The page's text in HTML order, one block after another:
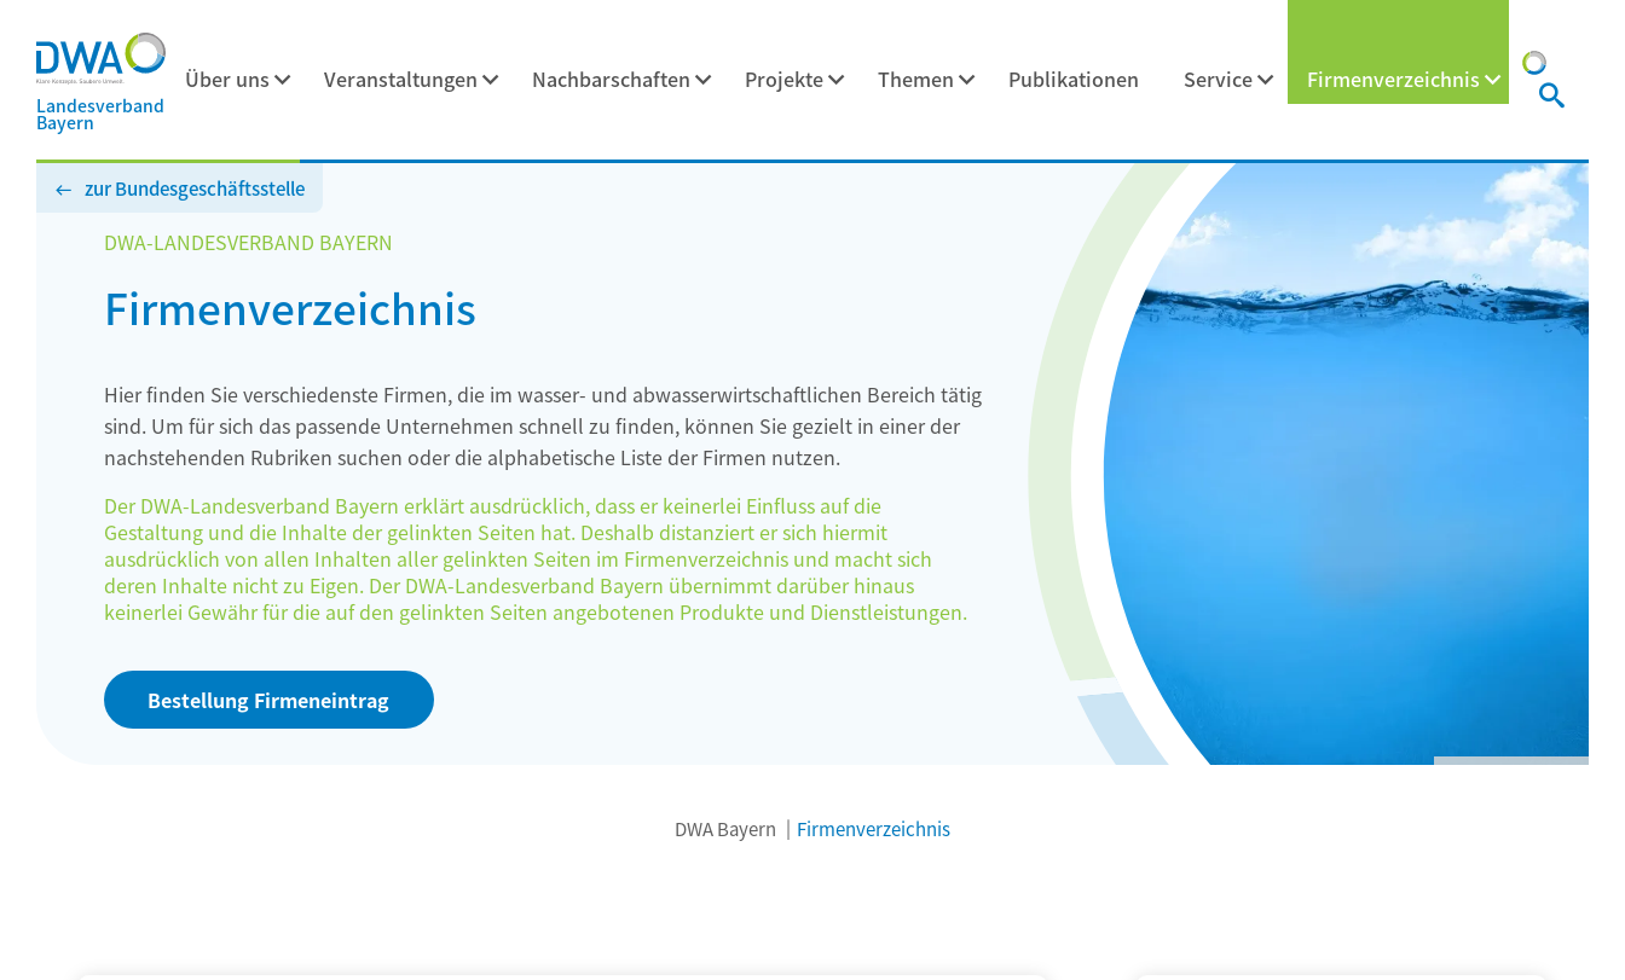
Landesverband
Bayern
Über uns Veranstaltungen Nachbarschaften Projekte Themen Publikationen Service Firmenverzeichnis
zur Bundesgeschäftsstelle
DWA-LANDESVERBAND BAYERN
Firmenverzeichnis
Hier finden Sie verschiedenste Firmen, die im wasser- und abwasserwirtschaftlichen Bereich tätig
sind. Um für sich das passende Unternehmen schnell zu finden, können Sie gezielt in einer der
nachstehenden Rubriken suchen oder die alphabetische Liste der Firmen nutzen.
Der DWA-Landesverband Bayern erklärt ausdrücklich, dass er keinerlei Einfluss auf die
Gestaltung und die Inhalte der gelinkten Seiten hat. Deshalb distanziert er sich hiermit
ausdrücklich von allen Inhalten aller gelinkten Seiten im Firmenverzeichnis und macht sich
deren Inhalte nicht zu Eigen. Der DWA-Landesverband Bayern übernimmt darüber hinaus
keinerlei Gewähr für die auf den gelinkten Seiten angebotenen Produkte und Dienstleistungen.
Bestellung Firmeneintrag
DWA Bayern Firmenverzeichnis